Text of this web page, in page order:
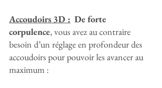
Accoudoirs 3D : De forte
corpulence, vous avez au contraire
besoin d’un réglage en profondeur des
accoudoirs pour pouvoir les avancer au
maximum :